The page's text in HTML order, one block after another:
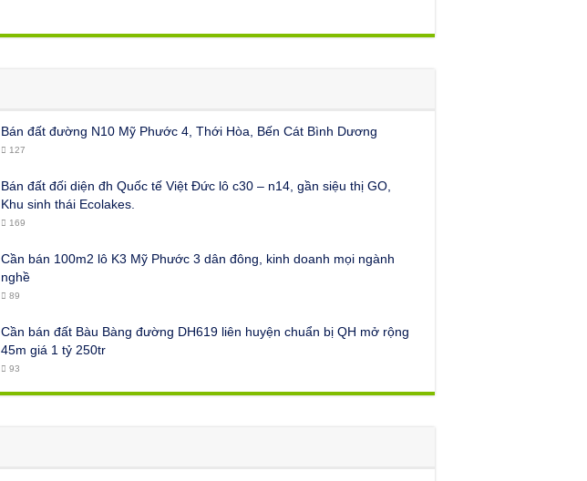
Bán đất đường N10 Mỹ Phước 4, Thới Hòa, Bến Cát Bình Dương
127
Bán đất đối diện đh Quốc tế Việt Đức lô c30 – n14, gần siệu thị GO,
Khu sinh thái Ecolakes.
169
Cần bán 100m2 lô K3 Mỹ Phước 3 dân đông, kinh doanh mọi ngành
nghề
89
Cần bán đất Bàu Bàng đường DH619 liên huyện chuẩn bị QH mở rộng
45m giá 1 tỷ 250tr
93